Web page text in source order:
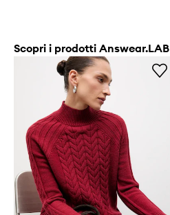
Scopri i prodotti Answear.LAB